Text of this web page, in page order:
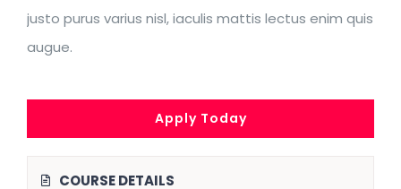
justo purus varius nisl, iaculis mattis lectus enim quis
augue.
Apply Today
COURSE DETAILS